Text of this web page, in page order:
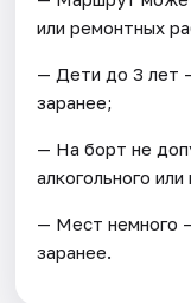
или ремонтных
— Дети до 3 лет
заранее;
— На борт не
алкогольного
— Мест немного
заранее.